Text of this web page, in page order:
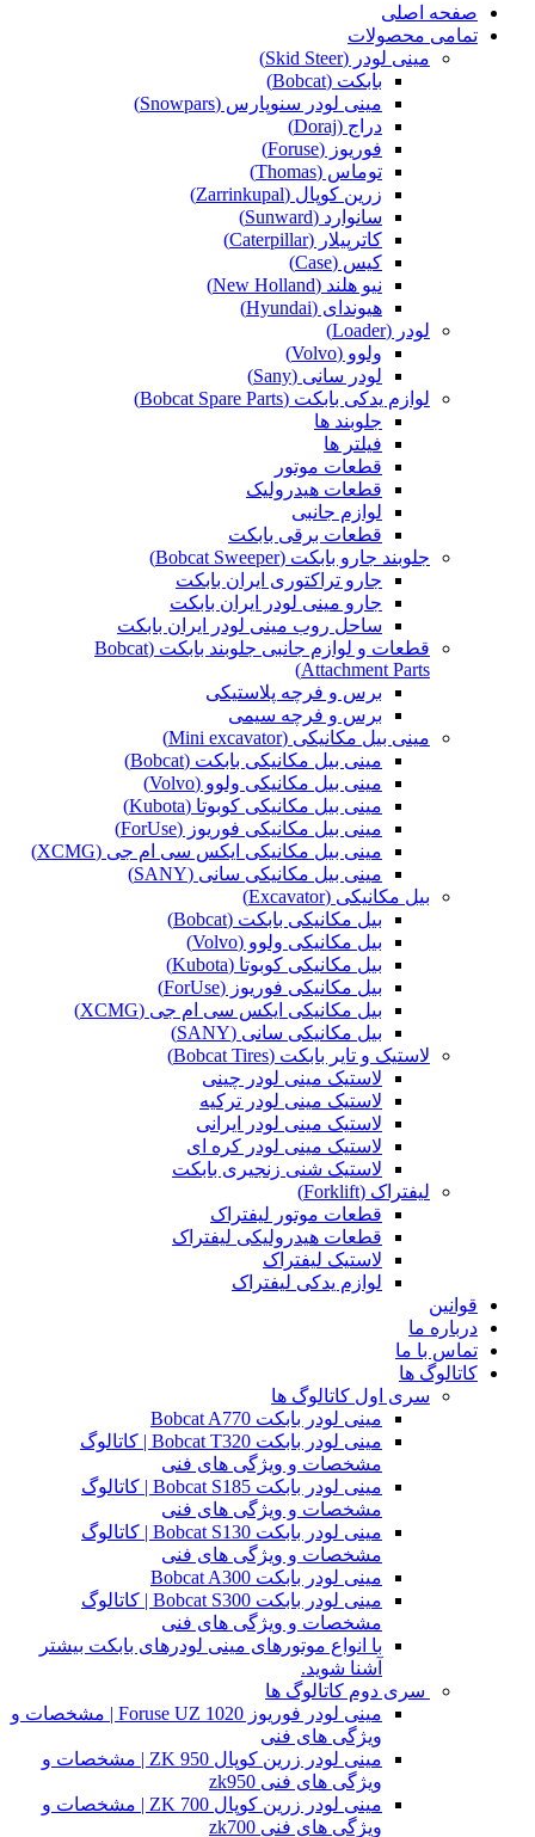
صفحه اصلی
تمامی محصولات
مینی لودر (Skid Steer)
بابکت (Bobcat)
مینی لودر سنوپارس (Snowpars)
دراج (Doraj)
فوریوز (Foruse)
توماس (Thomas)
زرین کوپال (Zarrinkupal)
سانوارد (Sunward)
کاترپیلار (Caterpillar)
کیس (Case)
نیو هلند (New Holland)
هیوندای (Hyundai)
لودر (Loader)
ولوو (Volvo)
لودر سانی (Sany)
لوازم یدکی بابکت (Bobcat Spare Parts)
جلوبند ها
فیلتر ها
قطعات موتور
قطعات هیدرولیک
لوازم جانبی
قطعات برقی بابکت
جلوبند جارو بابکت (Bobcat Sweeper)
جارو تراکتوری ایران بابکت
جارو مینی لودر ایران بابکت
ساحل روب مینی لودر ایران بابکت
قطعات و لوازم جانبی جلوبند بابکت (Bobcat
Attachment Parts)
برس و فرچه پلاستیکی
برس و فرچه سیمی
مینی بیل مکانیکی (Mini excavator)
مینی بیل مکانیکی بابکت (Bobcat)
مینی بیل مکانیکی ولوو (Volvo)
مینی بیل مکانیکی کوبوتا (Kubota)
مینی بیل مکانیکی فوریوز (ForUse)
مینی بیل مکانیکی ایکس سی ام جی (XCMG)
مینی بیل مکانیکی سانی (SANY)
بیل مکانیکی (Excavator)
بیل مکانیکی بابکت (Bobcat)
بیل مکانیکی ولوو (Volvo)
بیل مکانیکی کوبوتا (Kubota)
بیل مکانیکی فوریوز (ForUse)
بیل مکانیکی ایکس سی ام جی (XCMG)
بیل مکانیکی سانی (SANY)
لاستیک و تایر بابکت (Bobcat Tires)
لاستیک مینی لودر چینی
لاستیک مینی لودر ترکیه
لاستیک مینی لودر ایرانی
لاستیک مینی لودر کره ای
لاستیک شنی زنجیری بابکت
لیفتراک (Forklift)
قطعات موتور لیفتراک
قطعات هیدرولیکی لیفتراک
لاستیک لیفتراک
لوازم یدکی لیفتراک
قوانین
درباره ما
تماس با ما
کاتالوگ ها
سری اول کاتالوگ ها
مینی لودر بابکت Bobcat A770
مینی لودر بابکت Bobcat T320 | کاتالوگ
مشخصات و ویژگی های فنی
مینی لودر بابکت Bobcat S185 | کاتالوگ
مشخصات و ویژگی های فنی
مینی لودر بابکت Bobcat S130 | کاتالوگ
مشخصات و ویژگی های فنی
مینی لودر بابکت Bobcat A300
مینی لودر بابکت Bobcat S300 | کاتالوگ
مشخصات و ویژگی های فنی
با انواع موتورهای مینی لودرهای بابکت بیشتر
آشنا شوید.
سری دوم کاتالوگ ها
مینی لودر فوریوز Foruse UZ 1020 | مشخصات و
ویژگی های فنی
مینی لودر زرین کوپال ZK 950 | مشخصات و
ویژگی های فنی zk950
مینی لودر زرین کوپال ZK 700 | مشخصات و
ویژگی های فنی zk700